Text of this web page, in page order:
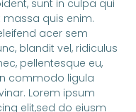
sunt in culpa qui
quis enim.
acer sem
blandit vel, ridiculus
pellentesque eu,
commodo ligula
Lorem ipsum
elit,sed do eiusm